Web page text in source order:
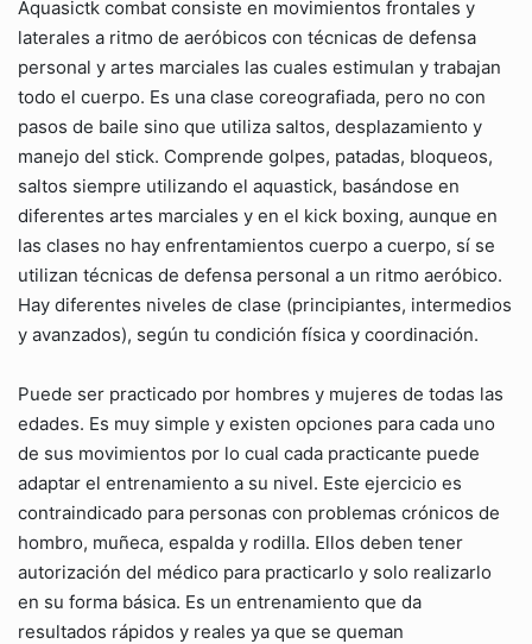
Aquasictk combat consiste en movimientos frontales y
laterales a ritmo de aeróbicos con técnicas de defensa
personal y artes marciales las cuales estimulan y trabajan
todo el cuerpo. Es una clase coreografiada, pero no con
pasos de baile sino que utiliza saltos, desplazamiento y
manejo del stick. Comprende golpes, patadas, bloqueos,
saltos siempre utilizando el aquastick, basándose en
diferentes artes marciales y en el kick boxing, aunque en
las clases no hay enfrentamientos cuerpo a cuerpo, sí se
utilizan técnicas de defensa personal a un ritmo aeróbico.
Hay diferentes niveles de clase (principiantes, intermedios
y avanzados), según tu condición física y coordinación.
Puede ser practicado por hombres y mujeres de todas las
edades. Es muy simple y existen opciones para cada uno
de sus movimientos por lo cual cada practicante puede
adaptar el entrenamiento a su nivel. Este ejercicio es
contraindicado para personas con problemas crónicos de
hombro, muñeca, espalda y rodilla. Ellos deben tener
autorización del médico para practicarlo y solo realizarlo
en su forma básica. Es un entrenamiento que da
resultados rápidos y reales ya que se queman